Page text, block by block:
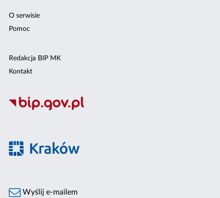
O serwisie
Pomoc
Redakcja BIP MK
Kontakt
Wyślij e-mailem